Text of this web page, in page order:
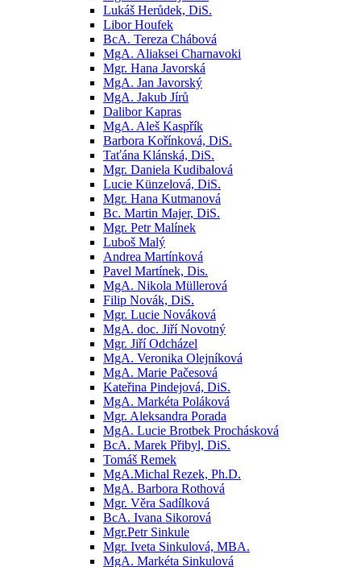
Lukáš Herůdek, DiS.
Libor Houfek
BcA. Tereza Chábová
MgA. Aliaksei Charnavoki
Mgr. Hana Javorská
MgA. Jan Javorský
MgA. Jakub Jírů
Dalibor Kapras
MgA. Aleš Kaspřík
Barbora Kořínková, DiS.
Taťána Klánská, DiS.
Mgr. Daniela Kudibalová
Lucie Künzelová, DiS.
Mgr. Hana Kutmanová
Bc. Martin Majer, DiS.
Mgr. Petr Malínek
Luboš Malý
Andrea Martínková
Pavel Martínek, Dis.
MgA. Nikola Müllerová
Filip Novák, DiS.
Mgr. Lucie Nováková
MgA. doc. Jiří Novotný
Mgr. Jiří Odcházel
MgA. Veronika Olejníková
MgA. Marie Pačesová
Kateřina Pindejová, DiS.
MgA. Markéta Poláková
Mgr. Aleksandra Porada
MgA. Lucie Brotbek Prochásková
BcA. Marek Přibyl, DiS.
Tomáš Remek
MgA.Michal Rezek, Ph.D.
MgA. Barbora Rothová
Mgr. Věra Sadílková
BcA. Ivana Sikorová
Mgr.Petr Sinkule
Mgr. Iveta Sinkulová, MBA.
MgA. Markéta Sinkulová